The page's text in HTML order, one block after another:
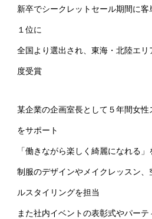
新卒でシークレットセール期間に
１位に
全国より選出され、東海・北陸エ
度受賞
某企業の企画室長として５年間女性
をサポート
「働きながら楽しく綺麗になれる
制服のデザインやメイクレッスン、
ルスタイリングを担当
また社内イベントの表彰式やパー